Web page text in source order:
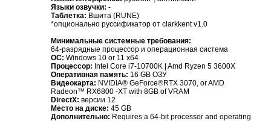
Языки озвучки: -
Таблетка: Вшита (RUNE)
*опционально руссификатор от clarkkent v1.0
Минимальные системные требования:
64-разрядные процессор и операционная система
ОС: Windows 10 or 11 x64
Процессор: Intel Core i7-10700K | Amd Ryzen 5 3600X
Оперативная память: 16 GB ОЗУ
Видеокарта: NVIDIA® GeForce®RTX 3070, or AMD
Radeon™ RX6800 -XT with 8GB of VRAM
DirectX: версии 12
Место на диске: 45 GB
Дополнительно: Requires a 64-bit processor and operating